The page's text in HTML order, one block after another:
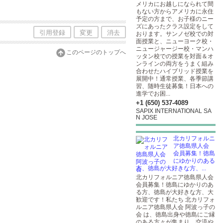
引用登録 変更 消去
このページのトップへ
メリカにお越しになられて間
もない方からアメリカに永住
予定の方まで、お子様のニー
ズにあったクラス設定をして
おります。サンノゼ校での対
面授業と、ニューヨーク校・
ニュージャージー校・マンハ
ッタン校での授業を対面＆オ
ンラインの両方をうまく組み
合わせたハイブリッド授業を
展開中！通常授業、各季節講
習、随時生徒募集！日本への
進学でお困...
+1 (650) 537-4089
SAPIX INTERNATIONAL SA
N JOSE
北カリフォルニ
ア徳島県人会
会員募集！徳島
にゆかりのある
方、徳島が大好きな方、...
北カリフォルニア徳島県人会
会員募集！徳島にゆかりのあ
る方、徳島が大好きな方、大
歓迎です！私たち 北カリフォ
ルニア徳島県人会 阿波っ子の
会 は、徳島出身や徳島にご縁